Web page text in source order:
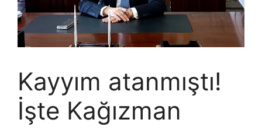
Kayyım atanmıştı!
İşte Kağızman